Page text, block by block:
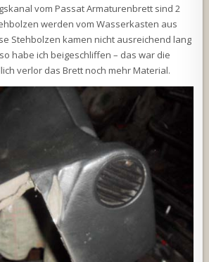
vom Passat Armaturenbrett sind 2
werden vom Wasserkasten aus
Stehbolzen kamen nicht ausreichend lang
habe ich beigeschliffen – das war die
verlor das Brett noch mehr Material.